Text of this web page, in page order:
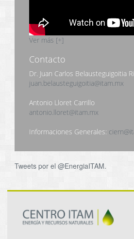
Ver más [+]
Contacto
Dr. Juan Carlos Belausteguigoitia
juan.belausteguigoitia@itam.mx
Antonio Lloret Carrillo
antonio.lloret@itam.mx
Informaciones Generales:
Tweets por el @EnergiaITAM.